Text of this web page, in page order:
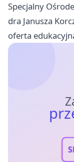
Specjalny
dra Janusza
oferta